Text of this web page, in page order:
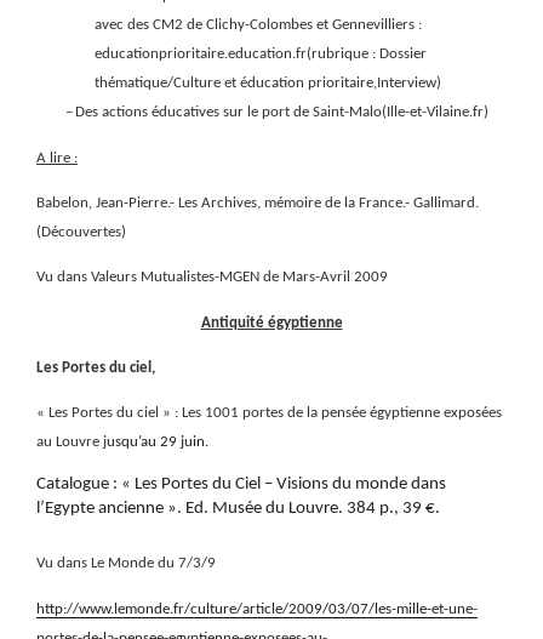
avec des CM2 de Clichy-Colombes et Gennevilliers :
educationprioritaire.education.fr(rubrique : Dossier
thématique/Culture et éducation prioritaire,Interview)
– Des actions éducatives sur le port de Saint-Malo(Ille-et-Vilaine.fr)
A lire :
Babelon, Jean-Pierre.- Les Archives, mémoire de la France.- Gallimard.
(Découvertes)
Vu dans Valeurs Mutualistes-MGEN de Mars-Avril 2009
Antiquité égyptienne
Les Portes du ciel,
« Les Portes du ciel » : Les 1001 portes de la pensée égyptienne exposées
au Louvre jusqu’au 29 juin.
Catalogue : « Les Portes du Ciel – Visions du monde dans
l’Egypte ancienne ». Ed. Musée du Louvre. 384 p., 39 €.
Vu dans Le Monde du 7/3/9
http://www.lemonde.fr/culture/article/2009/03/07/les-mille-et-une-